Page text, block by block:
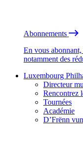
Abonnements
En vous
notamment des
Luxembourg
Directeur
Rencontrez
Tournées
Académie
D’Frënn